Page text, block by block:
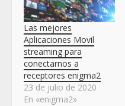
Las mejores
Aplicaciones Movil
streaming para
conectarnos a
receptores enigma2
23 de julio de 2020
En «enigma2»